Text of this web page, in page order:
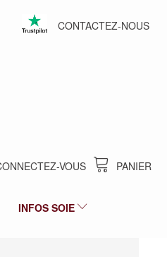
CONTACTEZ-NOUS
PANIER
VOUS
INFOS SOIE